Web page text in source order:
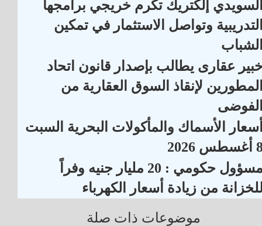
إلكتريك تكرم خريجي برامجها
وتواصل الاستثمار في تمكين
عقارى يطالب بإصدار قانون اتحاد
لإنقاذ السوق العقارية من
الأسماك والمأكولات البحرية السبت
2026
مسؤول حكومي : 20 مليار جنيه وفراً
من زيادة أسعار الكهرباء
موضوعات ذات صلة